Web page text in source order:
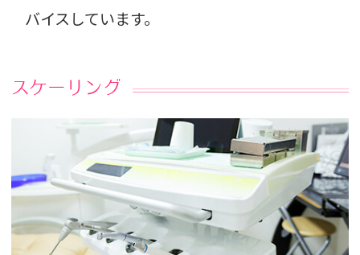
バイスしています。
スケーリング